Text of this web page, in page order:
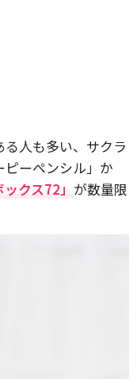
人も多い、サクラ
ーペンシル」か
クス72」 が数量限